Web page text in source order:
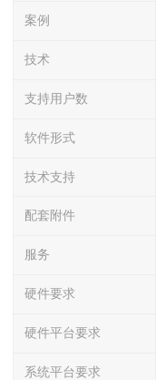
案例
技术
支持用户数
软件形式
技术支持
配套附件
服务
硬件要求
硬件平台要求
系统平台要求